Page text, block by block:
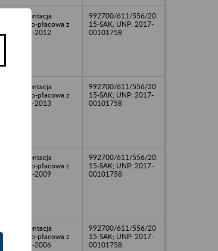
Dokumentacja
osobowo-płacowa z
lat 2006-2012
992700/611/556/20
15-SAK; UNP: 2017-
00101758
Dokumentacja
osobowo-płacowa z
lat 2009-2013
992700/611/556/20
15-SAK; UNP: 2017-
00101758
Dokumentacja
osobowo-płacowa z
lat 1970-2009
992700/611/556/20
15-SAK; UNP: 2017-
00101758
Dokumentacja
osobowo-płacowa z
lat 1993-2006
992700/611/556/20
15-SAK; UNP: 2017-
00101758